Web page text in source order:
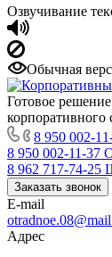
Озвучивание
Обычная
Готовое
корпоративного
8 950 002-
8 950 002-11-37
8 962 717-74-25
Заказать звонок
E-mail
Адрес